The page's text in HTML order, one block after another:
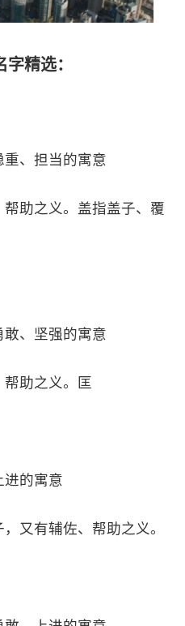
精选：
、担当的寓意
助之义。盖指盖子、覆
、坚强的寓意
助之义。匡
进的寓意
又有辅佐、帮助之义。